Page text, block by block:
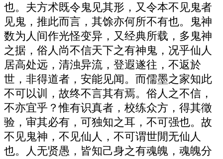
也。夫方术既令鬼见其形，又令本不见鬼者
见鬼，推此而言，其馀亦何所不有也。鬼神
数为人间作光怪变异，又经典所载，多鬼神
之据，俗人尚不信天下之有神鬼，况乎仙人
居高处远，清浊异流，登遐遂往，不返於
世，非得道者，安能见闻。而儒墨之家知此
不可以训，故终不言其有焉。俗人之不信，
不亦宜乎？惟有识真者，校练众方，得其徵
验，审其必有，可独知之耳，不可强也。故
不见鬼神，不见仙人，不可谓世閒无仙人
也。人无贤愚，皆知己身之有魂魄，魂魄分